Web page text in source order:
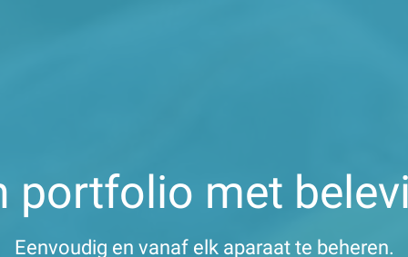
portfolio met
Eenvoudig en vanaf elk aparaat te beheren.